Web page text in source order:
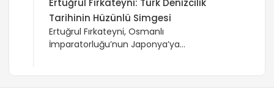
Ertuğrul Fırkateyni: Türk Denizcilik
Tarihinin Hüzünlü Simgesi
Ertuğrul Fırkateyni, Osmanlı
İmparatorluğu’nun Japonya’ya